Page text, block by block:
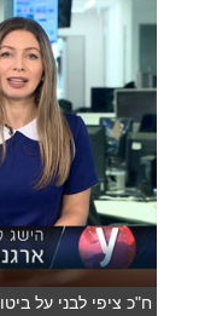
ח"כ ציפי לבני על